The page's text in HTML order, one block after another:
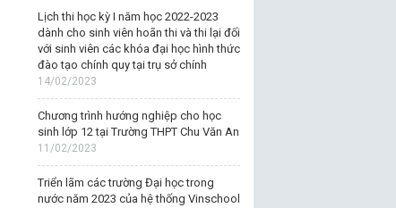
Lịch thi học kỳ I năm học 2022-2023
dành cho sinh viên hoãn thi và thi lại đối
với sinh viên các khóa đại học hình thức
đào tạo chính quy tại trụ sở chính
14/02/2023
Chương trình hướng nghiệp cho học
sinh lớp 12 tại Trường THPT Chu Văn An
11/02/2023
Triển lãm các trường Đại học trong
nước năm 2023 của hệ thống Vinschool